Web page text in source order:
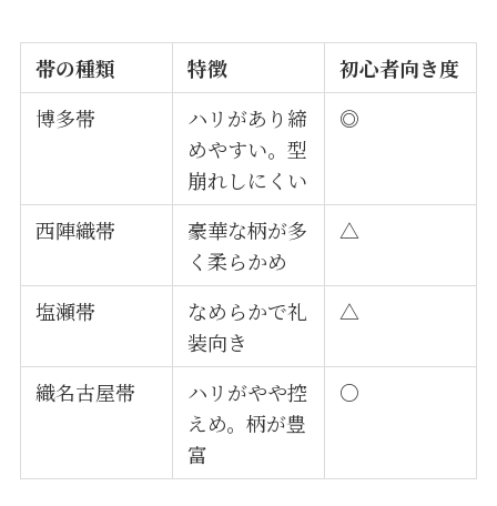
帯の種類 特徴
初心者向き度
博多帯
ハリがあり締
めやすい。型
崩れしにくい
◎
西陣織帯
豪華な柄が多
く柔らかめ
△
塩瀬帯
なめらかで礼
装向き
△
織名古屋帯
ハリがやや控
えめ。柄が豊
富
○